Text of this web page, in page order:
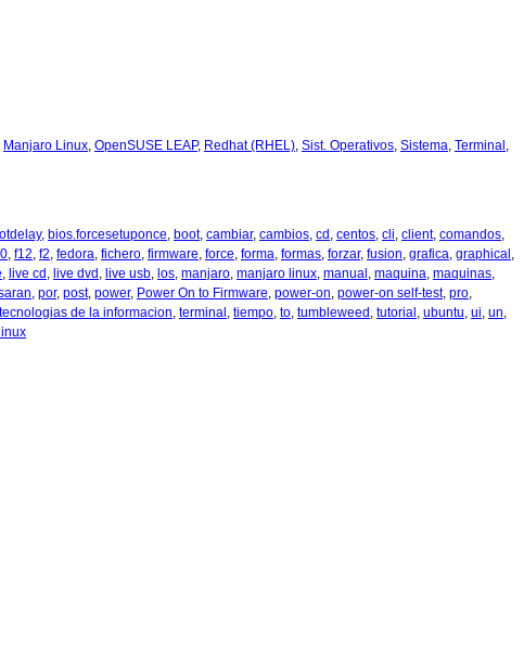
Manjaro Linux, OpenSUSE LEAP, Redhat (RHEL), Sist. Operativos, Sistema, Terminal ,
, bios.forcesetuponce, boot, cambiar, cambios, cd , centos, cli, client, comandos,
, f12, f2, fedora, fichero, firmware, force, forma, formas, forzar, fusion, grafica, graphical ,
, live cd , live dvd , live usb, los, manjaro, manjaro linux, manual , maquina, maquinas,
, por, post, power, Power On to Firmware, power-on, power-on self-test, pro,
tecnologias de la informacion, terminal , tiempo, to, tumbleweed , tutorial , ubuntu, ui, un,